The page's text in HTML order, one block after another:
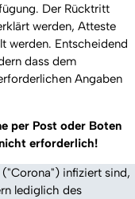
Der Rücktritt
werden, Atteste
werden. Entscheidend
dass dem
Angaben
per Post oder Boten
erforderlich!
infiziert sind,
lediglich des